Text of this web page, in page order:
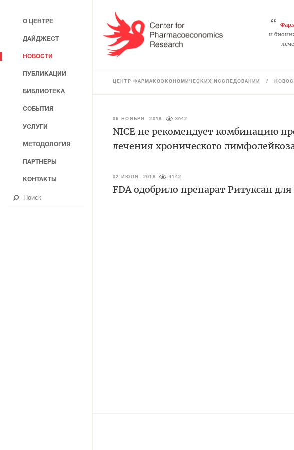
“
и
ЦЕНТР ФАРМАКОЭКОНОМИЧЕСКИХ ИССЛЕДОВАНИЙ /
06 НОЯБРЯ 2018 3942
NICE не рекомендует комбинацию
лечения хронического
02 ИЮЛЯ 2018 4142
FDA одобрило препарат Ритуксан
О ЦЕНТРЕ
ДАЙДЖЕСТ
НОВОСТИ
ПУБЛИКАЦИИ
БИБЛИОТЕКА
СОБЫТИЯ
УСЛУГИ
МЕТОДОЛОГИЯ
ПАРТНЕРЫ
КОНТАКТЫ